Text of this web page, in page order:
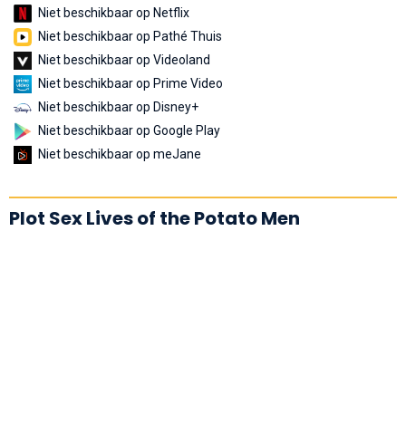
Niet beschikbaar op Netflix
Niet beschikbaar op Pathé Thuis
Niet beschikbaar op Videoland
Niet beschikbaar op Prime Video
Niet beschikbaar op Disney+
Niet beschikbaar op Google Play
Niet beschikbaar op meJane
Plot Sex Lives of the Potato Men